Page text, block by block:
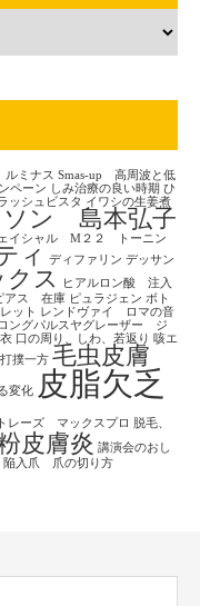
ミナス Smas-up 高周波と低
ペーン しみ治療の良い時期 ひ
シュビスタ イワシの生姜煮
ソン 島本弘子
イシャル M２２ トーニン
ィ ディファリン デッサン
ス
ヒアルロン酸 注入
アス 在庫 ピュラジェン ボト
ット レンドヴァイ ロマの音
ングパルスヤグレーザー ジ
口の周り、しわ、若返り 咳エ
撲一方 毛虫皮膚
変化
皮脂欠乏
レーズ マックスプロ
脱毛、
皮膚炎 講演会のおし
陥入爪 爪の切り方